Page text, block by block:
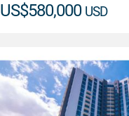
US$580,000 USD